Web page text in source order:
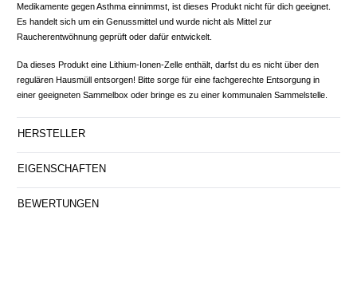
Medikamente gegen Asthma einnimmst, ist dieses Produkt nicht für dich geeignet.
Es handelt sich um ein Genussmittel und wurde nicht als Mittel zur
Raucherentwöhnung geprüft oder dafür entwickelt.
Da dieses Produkt eine Lithium-Ionen-Zelle enthält, darfst du es nicht über den
regulären Hausmüll entsorgen! Bitte sorge für eine fachgerechte Entsorgung in
einer geeigneten Sammelbox oder bringe es zu einer kommunalen Sammelstelle.
HERSTELLER
EIGENSCHAFTEN
BEWERTUNGEN